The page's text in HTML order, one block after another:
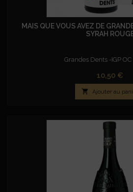
MAIS QUE VOUS AVEZ DE
SYRAH
Grandes Dents -IGP
Prix
10,50 €
 Ajouter au